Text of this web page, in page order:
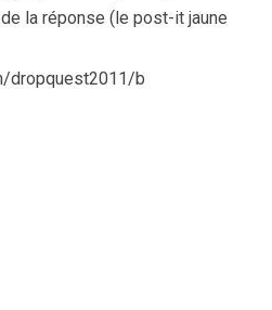
la réponse (le post-it jaune
dropquest2011/b